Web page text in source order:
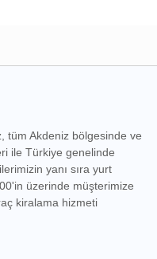
tüm Akdeniz bölgesinde ve
ile Türkiye genelinde
yanı sıra yurt
üzerinde müşterimize
kiralama hizmeti